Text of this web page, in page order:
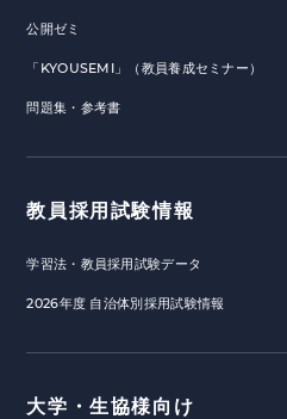
公開ゼミ
「KYOUSEMI」（教員養成セミナー）
問題集・参考書
教員採用試験情報
学習法・教員採用試験データ
2026年度 自治体別採用試験情報
大学・生協様向け